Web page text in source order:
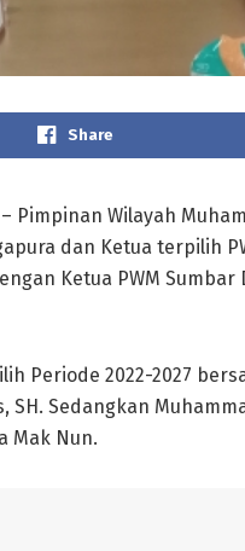
Share
– Pimpinan Wilayah
dan Ketua terpilih
Ketua PWM
Periode 2022-2027
Sedangkan
Mak Nun.